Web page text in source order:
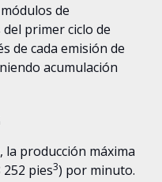
de
primer ciclo de
de cada emisión de
acumulación
la producción máxima
252 pies3) por minuto.